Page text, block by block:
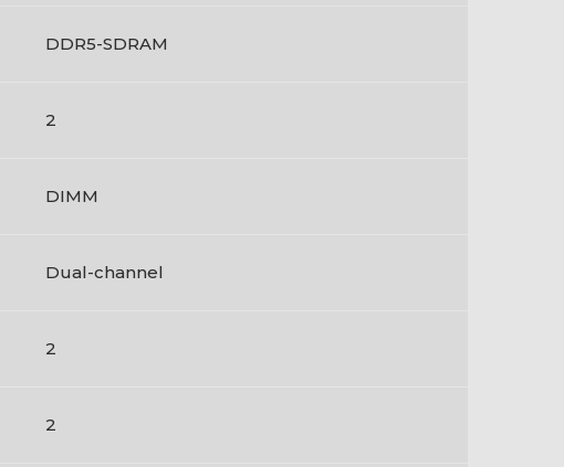
DDR5-SDRAM
2
DIMM
Dual-channel
2
2